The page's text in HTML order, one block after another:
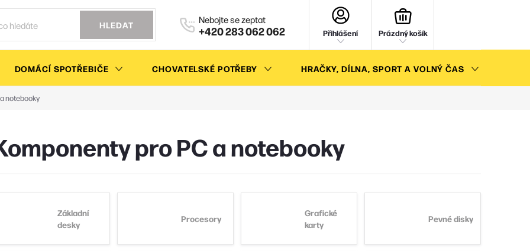
HLEDAT +420 283 062 062 Přihlášení Prázdný košík
DOMÁCÍ SPOTŘEBIČE CHOVATELSKÉ POTŘEBY HRAČKY, DÍLNA, SPORT A VOLNÝ ČAS
notebooky
pro PC a notebooky
Základní
desky
Procesory
Grafické
karty
Pevné disky